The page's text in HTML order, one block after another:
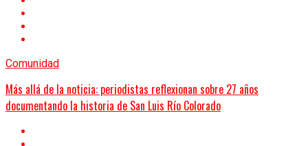
Comunidad
Más allá de la noticia: periodistas reflexionan sobre 27 años
documentando la historia de San Luis Río Colorado